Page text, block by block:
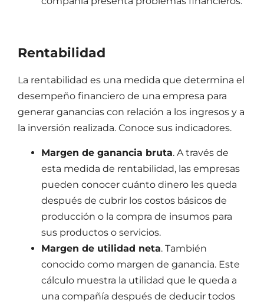
Rentabilidad
La rentabilidad es una medida que determina el
desempeño financiero de una empresa para
generar ganancias con relación a los ingresos y a
la inversión realizada. Conoce sus indicadores.
Margen de ganancia bruta. A través de
esta medida de rentabilidad, las empresas
pueden conocer cuánto dinero les queda
después de cubrir los costos básicos de
producción o la compra de insumos para
sus productos o servicios.
Margen de utilidad neta. También
conocido como margen de ganancia. Este
cálculo muestra la utilidad que le queda a
una compañía después de deducir todos